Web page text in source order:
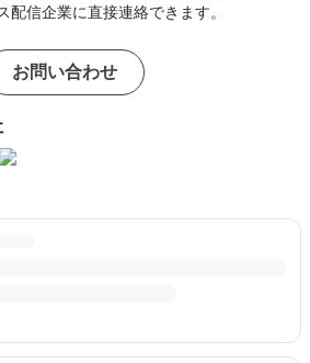
配信企業に直接連絡できます。
お問い合わせ